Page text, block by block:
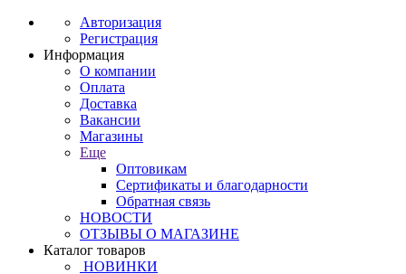
Авторизация
Регистрация
Информация
О компании
Оплата
Доставка
Вакансии
Магазины
Еще
Оптовикам
Сертификаты и благодарности
Обратная связь
НОВОСТИ
ОТЗЫВЫ О МАГАЗИНЕ
Каталог товаров
НОВИНКИ